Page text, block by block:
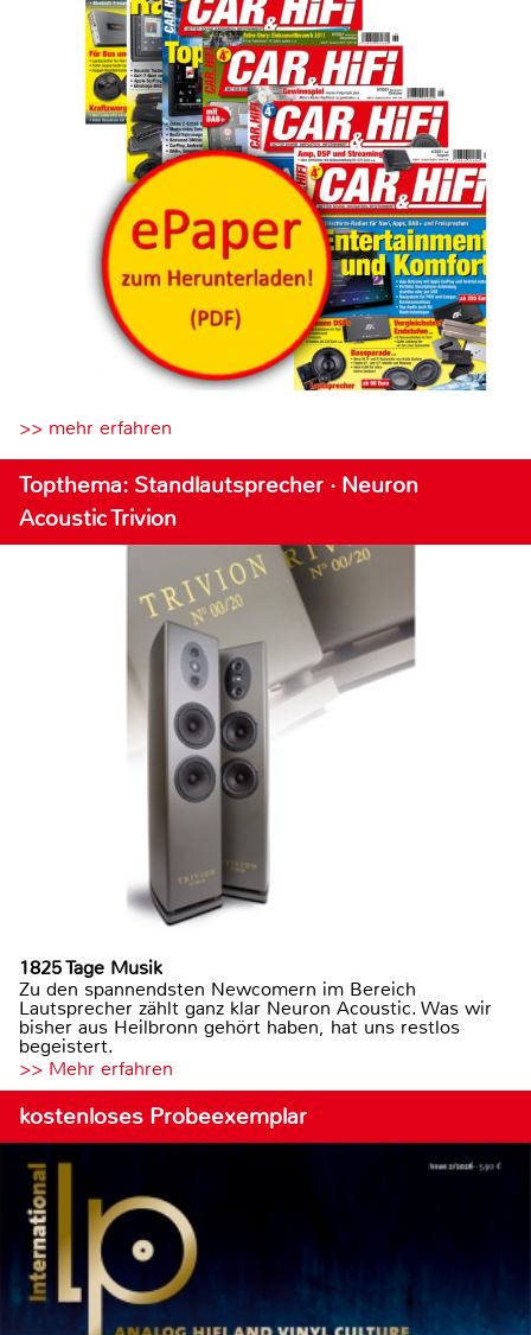
>> mehr erfahren
Topthema: Standlautsprecher · Neuron
Acoustic Trivion
1825 Tage Musik
Zu den spannendsten Newcomern im Bereich
Lautsprecher zählt ganz klar Neuron Acoustic. Was wir
bisher aus Heilbronn gehört haben, hat uns restlos
begeistert.
>> Mehr erfahren
kostenloses Probeexemplar